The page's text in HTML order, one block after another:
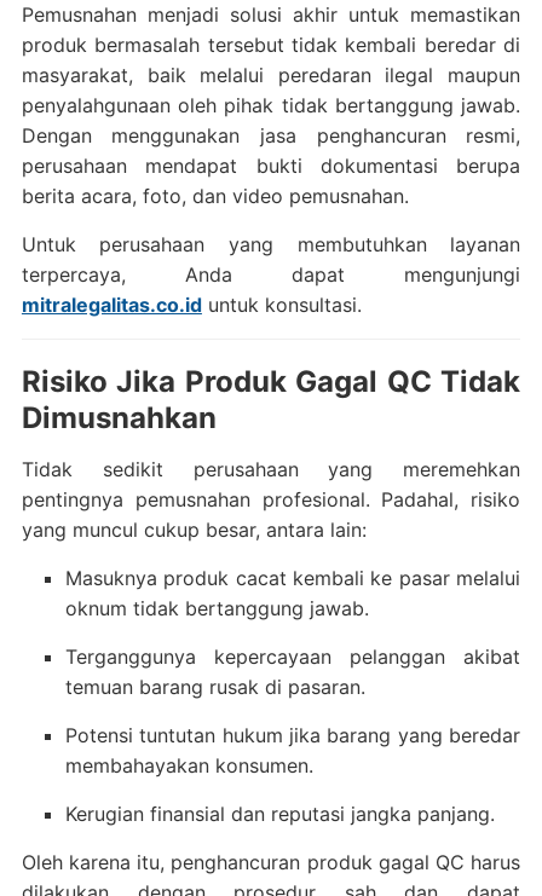
Pemusnahan menjadi solusi akhir untuk memastikan
produk bermasalah tersebut tidak kembali beredar di
masyarakat, baik melalui peredaran ilegal maupun
penyalahgunaan oleh pihak tidak bertanggung jawab.
Dengan menggunakan jasa penghancuran resmi,
perusahaan mendapat bukti dokumentasi berupa
berita acara, foto, dan video pemusnahan.
Untuk perusahaan yang membutuhkan layanan
terpercaya, Anda dapat mengunjungi
mitralegalitas.co.iduntuk konsultasi.
Risiko Jika Produk Gagal QC Tidak
Dimusnahkan
Tidak sedikit perusahaan yang meremehkan
pentingnya pemusnahan profesional. Padahal, risiko
yang muncul cukup besar, antara lain:
Masuknya produk cacat kembali ke pasar melalui
oknum tidak bertanggung jawab.
Terganggunya kepercayaan pelanggan akibat
temuan barang rusak di pasaran.
Potensi tuntutan hukum jika barang yang beredar
membahayakan konsumen.
Kerugian finansial dan reputasi jangka panjang.
Oleh karena itu, penghancuran produk gagal QC harus